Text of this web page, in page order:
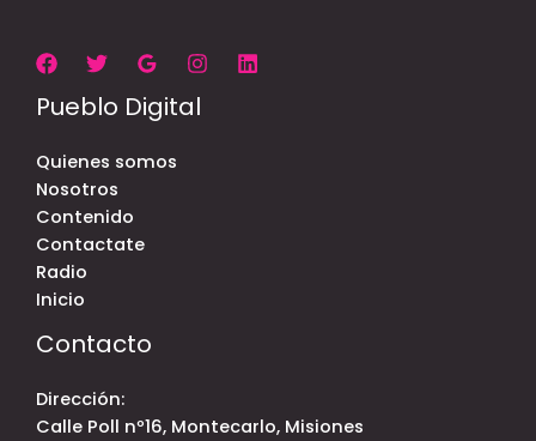
Pueblo Digital
Quienes somos
Nosotros
Contenido
Contactate
Radio
Inicio
Contacto
Dirección:
Calle Poll nº16, Montecarlo, Misiones